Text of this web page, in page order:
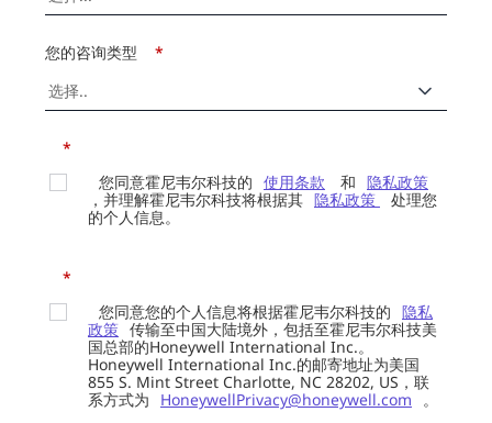
*
您的咨询类型
*
您同意霍尼韦尔科技的 使用条款 和 隐私政策
，并理解霍尼韦尔科技将根据其 隐私政策
处理您
的个人信息。
*
您同意您的个人信息将根据霍尼韦尔科技的 隐私
政策 传输至中国大陆境外，包括至霍尼韦尔科技美
国总部的Honeywell International Inc.。
Honeywell International Inc.的邮寄地址为美国
855 S. Mint Street Charlotte, NC 28202, US，联
系方式为
HoneywellPrivacy@honeywell.com
。